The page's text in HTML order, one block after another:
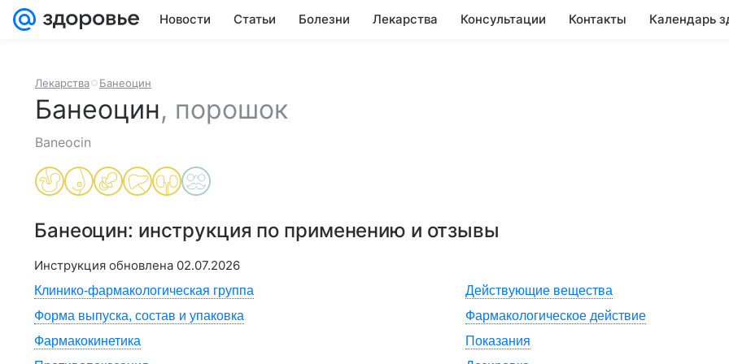
Новости Статьи Болезни Лекарства Консультации Контакты Календарь
Лекарства Банеоцин
Банеоцин, порошок
Baneocin
Банеоцин: инструкция по применению и отзывы
Инструкция обновлена 02.07.2026
Клинико-фармакологическая группа
Действующие вещества
Форма выпуска, состав и упаковка
Фармакологическое действие
Фармакокинетика
Показания